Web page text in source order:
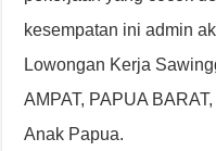
kesempatan ini admin
Lowongan Kerja
AMPAT, PAPUA
Anak Papua.